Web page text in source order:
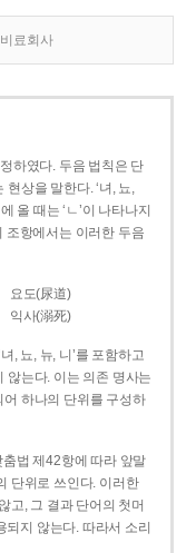
료회사
하였다. 두음 법칙은 단
상을 말한다. ‘녀, 뇨,
올 때는 ‘ㄴ’이 나타나지
조항에서는 이러한 두음
요도(尿道)
익사(溺死)
, 뇨, 뉴, 니’를 포함하고
않는다. 이는 의존 명사는
하나의 단위를 구성하
춤법 제42항에 따라 앞말
단위로 쓰인다. 이러한
고, 그 결과 단어의 첫머
되지 않는다. 따라서 소리